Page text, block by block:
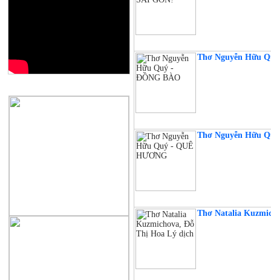
Thơ Nguyễn Hữu
Thơ Nguyễn Hữu
Thơ Natalia